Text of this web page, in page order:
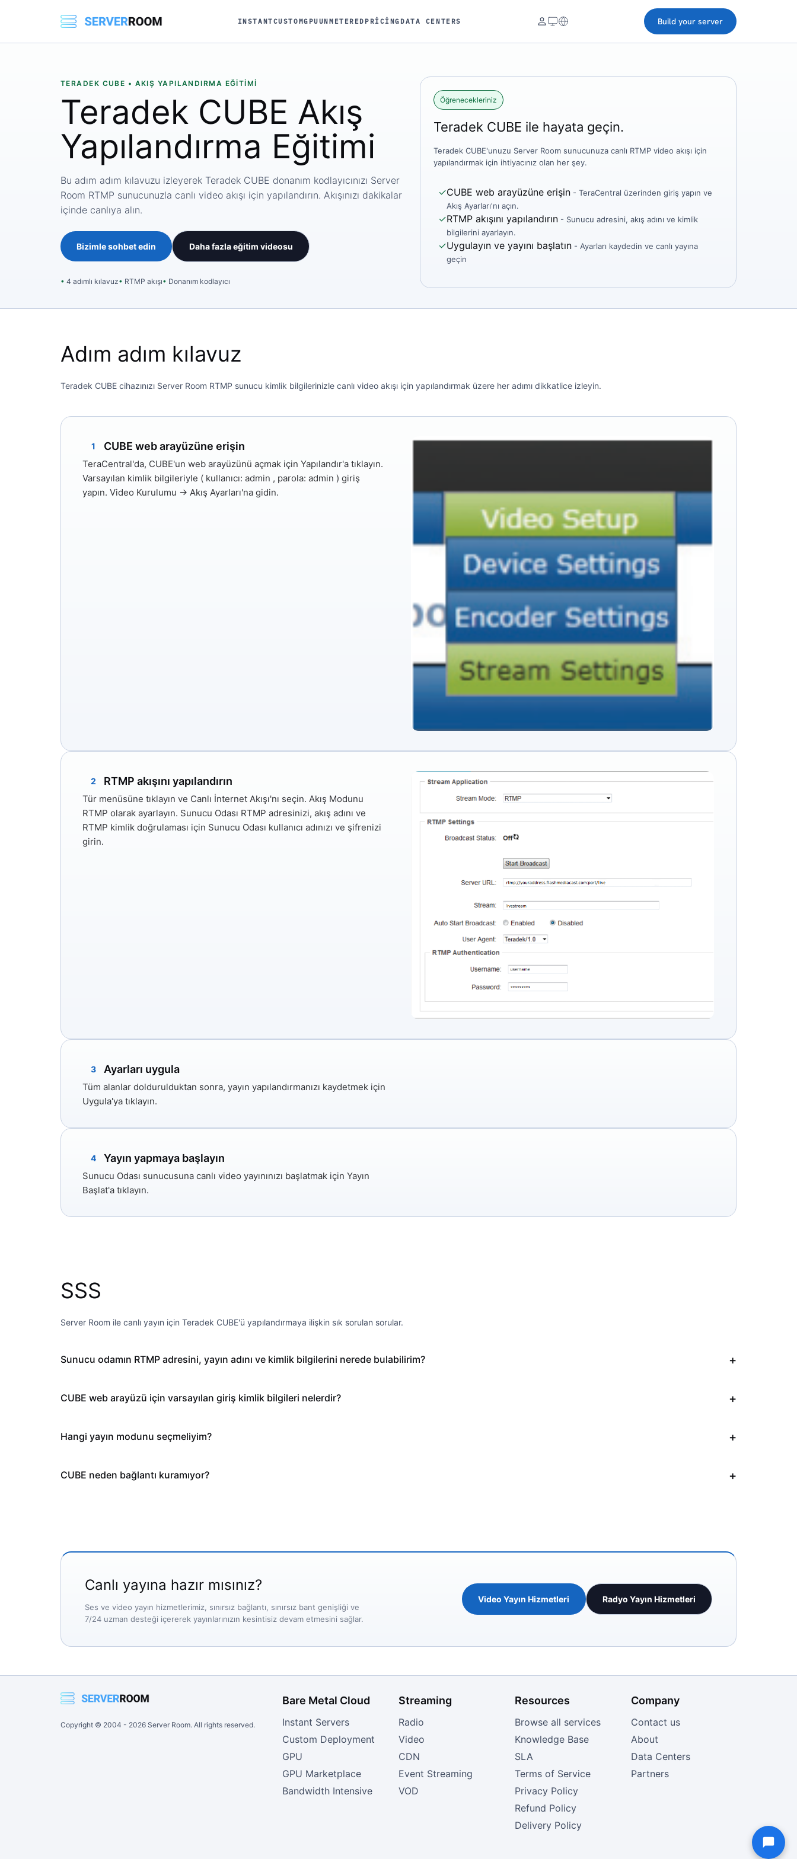
INSTANTCUSTOMGPUUNMETERED PRICING DATA CENTERS Build your server
TERADEK CUBE • AKIŞ YAPILANDIRMA EĞITIMI
Teradek CUBE Akış
Yapılandırma Eğitimi
Bu adım adım kılavuzu izleyerek Teradek CUBE donanım kodlayıcınızı Server
Room RTMP sunucunuzla canlı video akışı için yapılandırın. Akışınızı dakikalar
içinde canlıya alın.
Bizimle sohbet edin Daha fazla eğitim videosu
4 adımlı kılavuz RTMP akışı Donanım kodlayıcı
Öğrenecekleriniz
Teradek CUBE ile hayata geçin.
Teradek CUBE'unuzu Server Room sunucunuza canlı RTMP video akışı için
yapılandırmak için ihtiyacınız olan her şey.
✓CUBE web arayüzüne erişin - TeraCentral üzerinden giriş yapın ve
Akış Ayarları'nı açın.
✓RTMP akışını yapılandırın - Sunucu adresini, akış adını ve kimlik
bilgilerini ayarlayın.
✓Uygulayın ve yayını başlatın - Ayarları kaydedin ve canlı yayına
geçin
Adım adım kılavuz
Teradek CUBE cihazınızı Server Room RTMP sunucu kimlik bilgilerinizle canlı video akışı için yapılandırmak üzere her adımı dikkatlice izleyin.
1 CUBE web arayüzüne erişin
TeraCentral'da, CUBE'un web arayüzünü açmak için Yapılandır'a tıklayın.
Varsayılan kimlik bilgileriyle ( kullanıcı: admin , parola: admin ) giriş
yapın. Video Kurulumu → Akış Ayarları'na gidin.
2 RTMP akışını yapılandırın
Tür menüsüne tıklayın ve Canlı İnternet Akışı'nı seçin. Akış Modunu
RTMP olarak ayarlayın. Sunucu Odası RTMP adresinizi, akış adını ve
RTMP kimlik doğrulaması için Sunucu Odası kullanıcı adınızı ve şifrenizi
girin.
3 Ayarları uygula
Tüm alanlar doldurulduktan sonra, yayın yapılandırmanızı kaydetmek için
Uygula'ya tıklayın.
4 Yayın yapmaya başlayın
Sunucu Odası sunucusuna canlı video yayınınızı başlatmak için Yayın
Başlat'a tıklayın.
SSS
Server Room ile canlı yayın için Teradek CUBE'ü yapılandırmaya ilişkin sık sorulan sorular.
Sunucu odamın RTMP adresini, yayın adını ve kimlik bilgilerini nerede bulabilirim?
CUBE web arayüzü için varsayılan giriş kimlik bilgileri nelerdir?
Hangi yayın modunu seçmeliyim?
CUBE neden bağlantı kuramıyor?
Canlı yayına hazır mısınız?
Ses ve video yayın hizmetlerimiz, sınırsız bağlantı, sınırsız bant genişliği ve
7/24 uzman desteği içererek yayınlarınızın kesintisiz devam etmesini sağlar.
Video Yayın Hizmetleri Radyo Yayın Hizmetleri
Copyright © 2004 - 2026 Server Room. All rights reserved.
Bare Metal Cloud
Instant Servers
Custom Deployment
GPU
GPU Marketplace
Bandwidth Intensive
Streaming
Radio
Video
CDN
Event Streaming
VOD
Resources
Browse all services
Knowledge Base
SLA
Terms of Service
Privacy Policy
Refund Policy
Delivery Policy
Company
Contact us
About
Data Centers
Partners